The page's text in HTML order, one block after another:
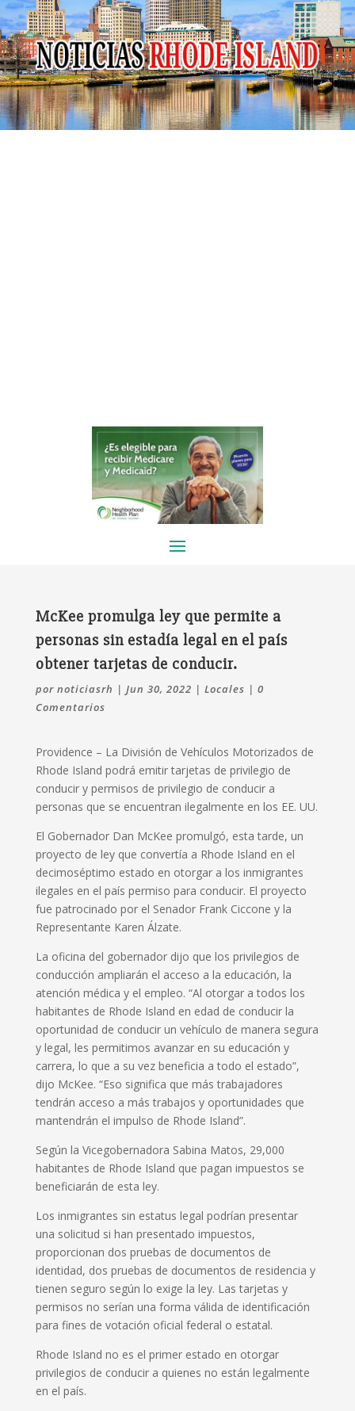
McKee promulga ley que permite a
personas sin estadía legal en el país
obtener tarjetas de conducir.
por noticiasrh | Jun 30, 2022 | Locales | 0
Comentarios
Providence – La División de Vehículos Motorizados de
Rhode Island podrá emitir tarjetas de privilegio de
conducir y permisos de privilegio de conducir a
personas que se encuentran ilegalmente en los EE. UU.
El Gobernador Dan McKee promulgó, esta tarde, un
proyecto de ley que convertía a Rhode Island en el
decimoséptimo estado en otorgar a los inmigrantes
ilegales en el país permiso para conducir. El proyecto
fue patrocinado por el Senador Frank Ciccone y la
Representante Karen Álzate.
La oficina del gobernador dijo que los privilegios de
conducción ampliarán el acceso a la educación, la
atención médica y el empleo. “Al otorgar a todos los
habitantes de Rhode Island en edad de conducir la
oportunidad de conducir un vehículo de manera segura
y legal, les permitimos avanzar en su educación y
carrera, lo que a su vez beneficia a todo el estado”,
dijo McKee. “Eso significa que más trabajadores
tendrán acceso a más trabajos y oportunidades que
mantendrán el impulso de Rhode Island”.
Según la Vicegobernadora Sabina Matos, 29,000
habitantes de Rhode Island que pagan impuestos se
beneficiarán de esta ley.
Los inmigrantes sin estatus legal podrían presentar
una solicitud si han presentado impuestos,
proporcionan dos pruebas de documentos de
identidad, dos pruebas de documentos de residencia y
tienen seguro según lo exige la ley. Las tarjetas y
permisos no serían una forma válida de identificación
para fines de votación oficial federal o estatal.
Rhode Island no es el primer estado en otorgar
privilegios de conducir a quienes no están legalmente
en el país.